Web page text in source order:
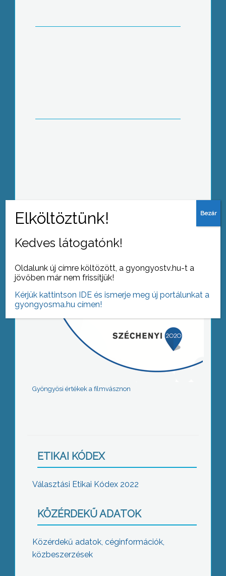
Tovább az archívumra
Gyöngyösi értékek a filmvásznon
ETIKAI KÓDEX
Választási Etikai Kódex 2022
KÖZÉRDEKŰ ADATOK
Közérdekű adatok, céginformációk,
közbeszerzések
Kedves látogatónk!
Oldalunk új címre költözött, a gyongyostv.hu-t a
jövőben már nem frissítjük!
Kérjük kattintson IDE és ismerje meg új portálunkat a
gyongyosma.hu címen!